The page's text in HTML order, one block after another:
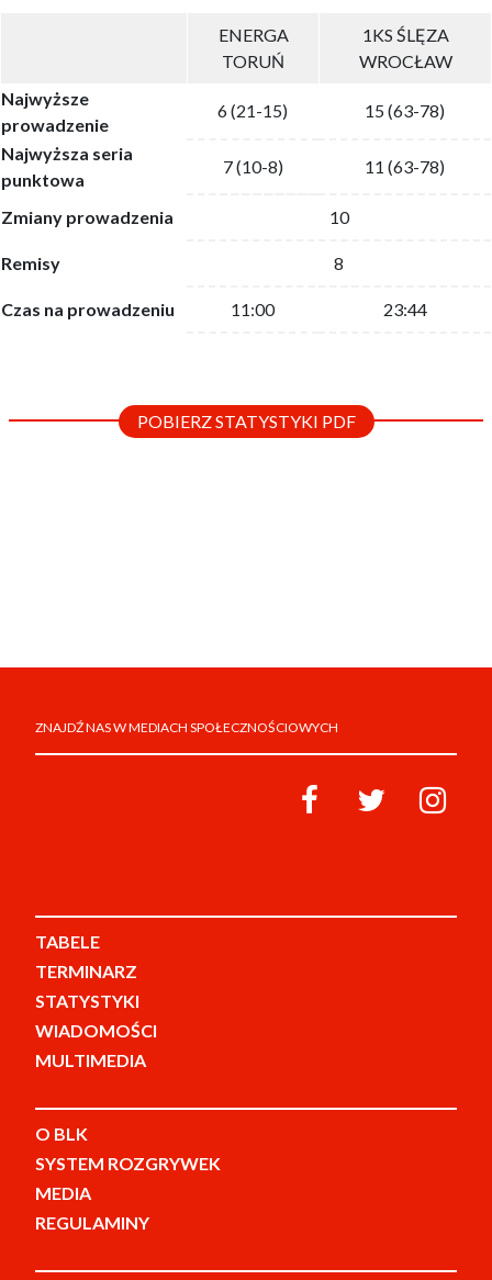
ENERGA
TORUŃ
1KS ŚLĘZA
WROCŁAW
Najwyższe
prowadzenie
6 (21-15) 15 (63-78)
Najwyższa seria
punktowa
7 (10-8) 11 (63-78)
Zmiany prowadzenia 10
Remisy 8
Czas na prowadzeniu 11:00 23:44
POBIERZ STATYSTYKI PDF
ZNAJDŹ NAS W MEDIACH SPOŁECZNOŚCIOWYCH
TABELE
TERMINARZ
STATYSTYKI
WIADOMOŚCI
MULTIMEDIA
O BLK
SYSTEM ROZGRYWEK
MEDIA
REGULAMINY